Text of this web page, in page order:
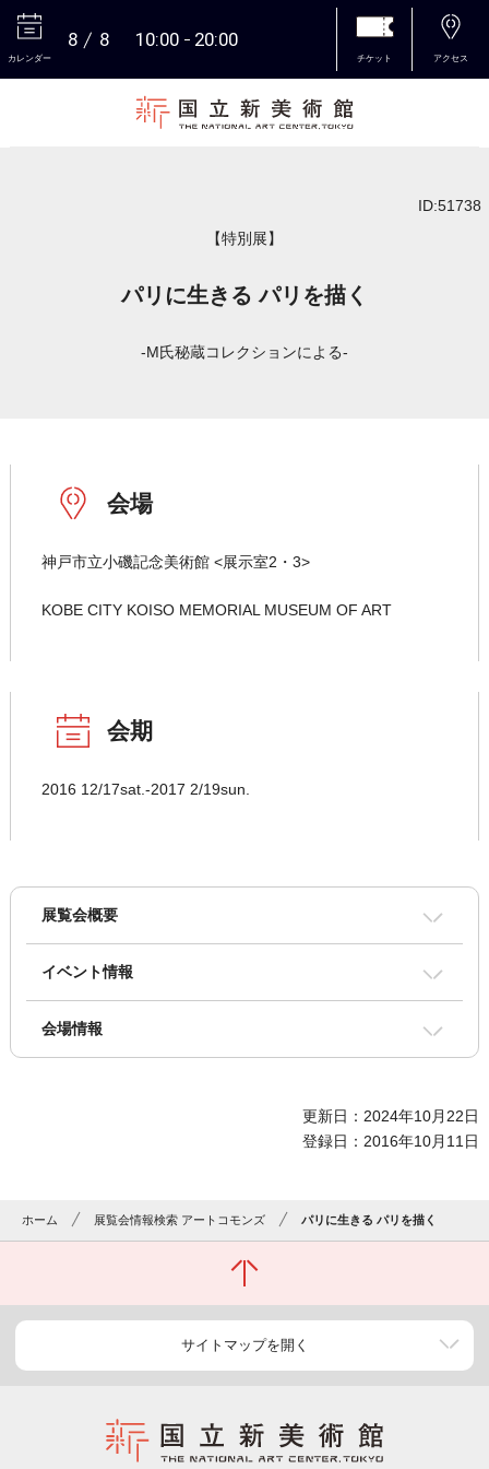
カレンダー
8 8 10:00 20:00
チケット アクセス
ID:51738
【特別展】
パリに生きる パリを描く
-M氏秘蔵コレクションによる-
会場
神戸市立小磯記念美術館 <展示室2・3>
KOBE CITY KOISO MEMORIAL MUSEUM OF ART
会期
2016 12/17sat.-2017 2/19sun.
展覧会概要
イベント情報
会場情報
更新日：2024年10月22日
登録日：2016年10月11日
ホーム 展覧会情報検索 アートコモンズ パリに生きる パリを描く
サイトマップを開く